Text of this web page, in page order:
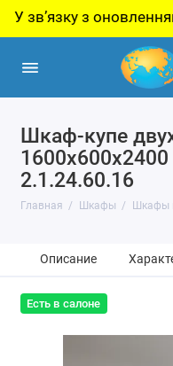
з оновленням сайту
Шкаф-купе
2.1.24.60.16
Главная Шкафы Шкафы
Описание
Есть в салоне